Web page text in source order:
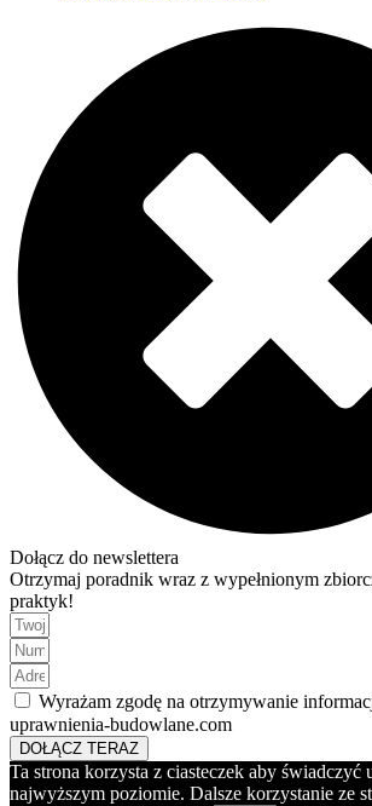
Dołącz do newslettera
Otrzymaj poradnik wraz z wypełnionym
praktyk!
Wyrażam zgodę na otrzymywanie
uprawnienia-budowlane.com
DOŁĄCZ TERAZ
Ta strona korzysta z ciasteczek aby świadczyć
najwyższym poziomie. Dalsze korzystanie ze